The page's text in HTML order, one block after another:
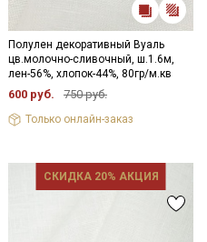
Полулен декоративный Вуаль
цв.молочно-сливочный, ш.1.6м,
лен-56%, хлопок-44%, 80гр/м.кв
600 руб. 750 руб.
Только онлайн-заказ
СКИДКА 20% АКЦИЯ